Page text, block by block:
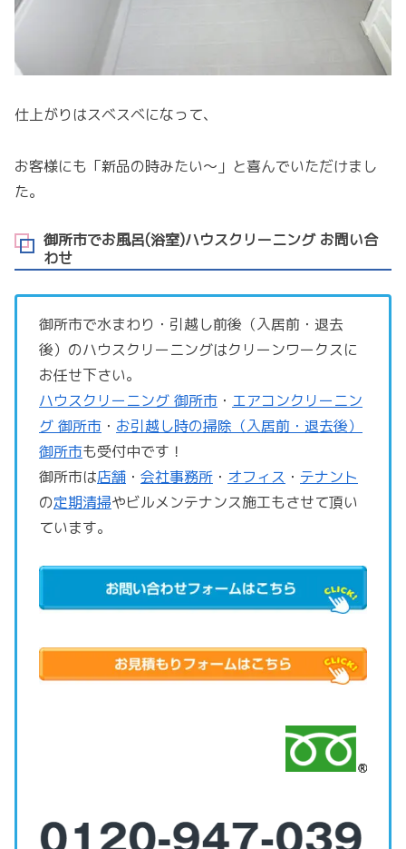
仕上がりはスベスベになって、
お客様にも「新品の時みたい～」と喜んでいただけまし
た。
御所市でお風呂(浴室)ハウスクリーニング お問い合
わせ
御所市で水まわり・引越し前後（入居前・退去
後）のハウスクリーニングはクリーンワークスに
お任せ下さい。
ハウスクリーニング 御所市 ・ エアコンクリーニン
グ 御所市 ・ お引越し時の掃除（入居前・退去後）
御所市も受付中です！
御所市は店舗 ・ 会社事務所 ・ オフィス ・ テナント
の定期清掃やビルメンテナンス施工もさせて頂い
ています。